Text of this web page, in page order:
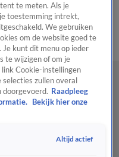
de redactiePanelVideo's
te meten. Als je
toestemming intrekt,
We gebruiken
om de website goed te
Je kunt dit menu op ieder
te wijzigen of om je
Cookie-instellingen
zullen overal
doorgevoerd. Raadpleeg
Bekijk hier onze
Altijd actief